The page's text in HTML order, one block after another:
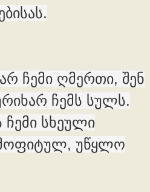
ჩემი ღმერთი, შენ
ჩემს სულს.
ჩემი სხეული
უწყლო